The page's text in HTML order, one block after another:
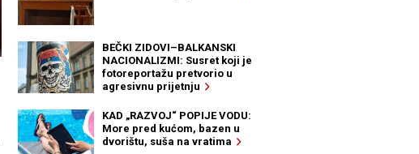
BEČKI ZIDOVI–BALKANSKI
NACIONALIZMI: Susret koji je
fotoreportažu pretvorio u
agresivnu prijetnju
KAD „RAZVOJ“ POPIJE VODU:
More pred kućom, bazen u
dvorištu, suša na vratima